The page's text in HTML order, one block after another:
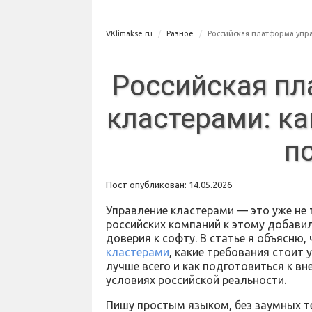
VKlimakse.ru Разное Российская платформа
Российская
кластерами:
Пост опубликован: 14.05.2026
Управление кластерами — это уже
российских компаний к этому
доверия к софту. В статье я объясню,
кластерами, какие требования стоит
лучше всего и как подготовиться к
условиях российской реальности.
Пишу простым языком, без заумных